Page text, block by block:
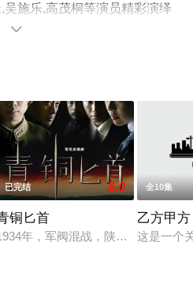
施乐,高茂桐等演员精彩演绎
情已揭晓（1-24全集），手
瓣电视剧、电视猫或剧情网

父仇人莫先生而成为舞女，并与
已完结 8.0
铜匕首
年，军阀混战，陕西靖镇的石
全10集
乙方甲方
这是一个